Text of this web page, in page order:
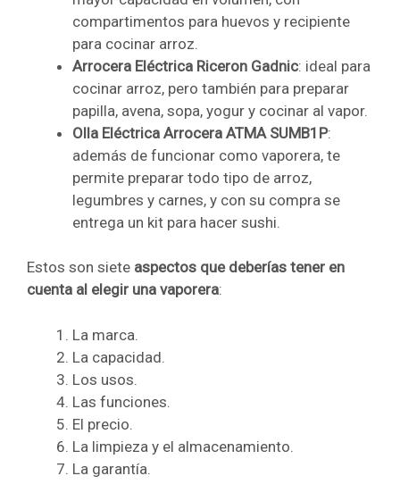
compartimentos para huevos y recipiente
para cocinar arroz.
Arrocera Eléctrica Riceron Gadnic: ideal para
cocinar arroz, pero también para preparar
papilla, avena, sopa, yogur y cocinar al vapor.
Olla Eléctrica Arrocera ATMA SUMB1P:
además de funcionar como vaporera, te
permite preparar todo tipo de arroz,
legumbres y carnes, y con su compra se
entrega un kit para hacer sushi.
Estos son siete aspectos que deberías tener en
cuenta al elegir una vaporera:
La marca.
La capacidad.
Los usos.
Las funciones.
El precio.
La limpieza y el almacenamiento.
La garantía.